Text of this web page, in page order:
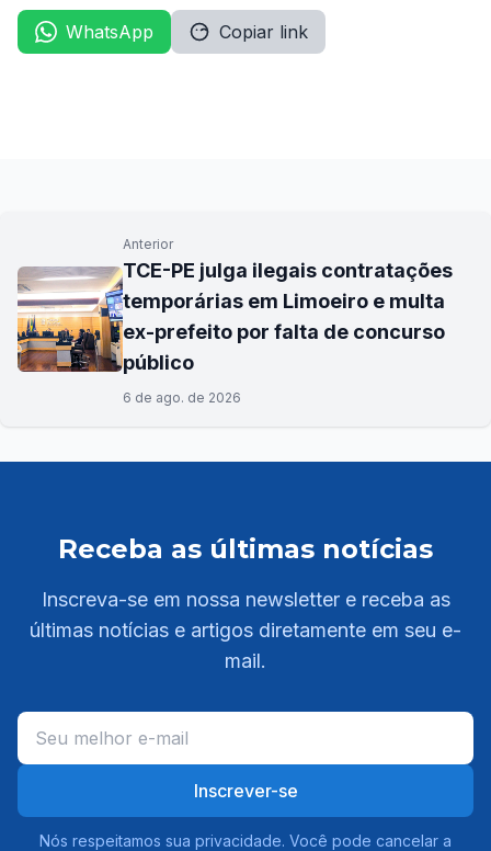
WhatsApp Copiar link
Anterior
TCE-PE julga ilegais contratações
temporárias em Limoeiro e multa
ex-prefeito por falta de concurso
público
6 de ago. de 2026
Receba as últimas notícias
Inscreva-se em nossa newsletter e receba as
últimas notícias e artigos diretamente em seu e-
mail.
Inscrever-se
Nós respeitamos sua privacidade. Você pode cancelar a